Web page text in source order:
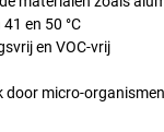
en 50 °C
en VOC-vrij
door micro-organismen